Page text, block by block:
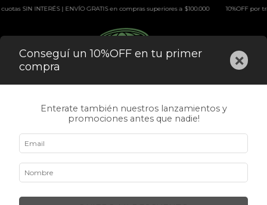
en compras superiores a $100.000 10%OFF por transferencia | 3 y 6 cuotas SIN
COMPLEMENTOS
COMPLEMENTOS
Conseguí un 10%OFF en tu primer
compra
×
Enterate también nuestros lanzamientos y
promociones antes que nadie!